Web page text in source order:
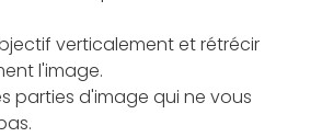
verticalement et rétrécir
l'image.
parties d'image qui ne vous